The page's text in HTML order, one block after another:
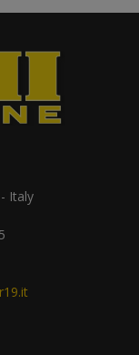
Italy